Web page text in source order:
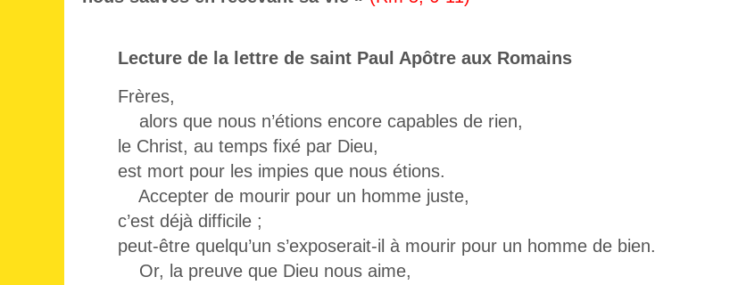
Lecture de la lettre de saint Paul Apôtre aux Romains
Frères,
alors que nous n’étions encore capables de rien,
le Christ, au temps fixé par Dieu,
est mort pour les impies que nous étions.
Accepter de mourir pour un homme juste,
c’est déjà difficile ;
peut-être quelqu’un s’exposerait-il à mourir pour un homme de bien.
Or, la preuve que Dieu nous aime,